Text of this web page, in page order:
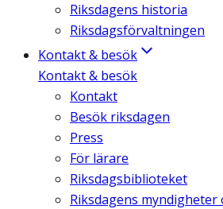
Riksdagens historia
Riksdagsförvaltningen
Kontakt & besök
Kontakt & besök
Kontakt
Besök riksdagen
Press
För lärare
Riksdagsbiblioteket
Riksdagens myndigheter